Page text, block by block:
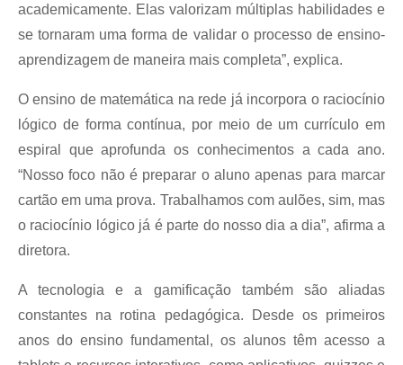
academicamente. Elas valorizam múltiplas habilidades e
se tornaram uma forma de validar o processo de ensino-
aprendizagem de maneira mais completa”, explica.
O ensino de matemática na rede já incorpora o raciocínio
lógico de forma contínua, por meio de um currículo em
espiral que aprofunda os conhecimentos a cada ano.
“Nosso foco não é preparar o aluno apenas para marcar
cartão em uma prova. Trabalhamos com aulões, sim, mas
o raciocínio lógico já é parte do nosso dia a dia”, afirma a
diretora.
A tecnologia e a gamificação também são aliadas
constantes na rotina pedagógica. Desde os primeiros
anos do ensino fundamental, os alunos têm acesso a